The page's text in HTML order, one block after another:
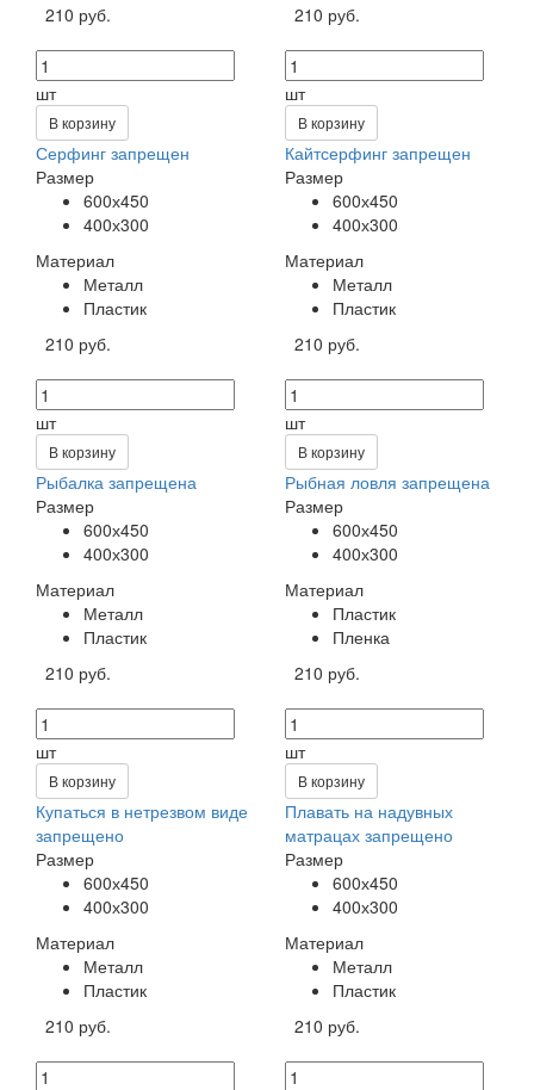
210 руб.
шт
В корзину
210 руб.
шт
В корзину
Серфинг запрещен
Размер
600х450
400х300
Материал
Металл
Пластик
210 руб.
шт
В корзину
Кайтсерфинг запрещен
Размер
600х450
400х300
Материал
Металл
Пластик
210 руб.
шт
В корзину
Рыбалка запрещена
Размер
600х450
400х300
Материал
Металл
Пластик
210 руб.
шт
В корзину
Рыбная ловля запрещена
Размер
600х450
400х300
Материал
Пластик
Пленка
210 руб.
шт
В корзину
Купаться в нетрезвом виде
запрещено
Размер
600х450
400х300
Материал
Металл
Пластик
210 руб.
Плавать на надувных
матрацах запрещено
Размер
600х450
400х300
Материал
Металл
Пластик
210 руб.